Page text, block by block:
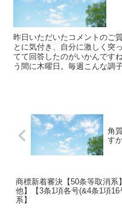
昨日いただいたコメントのご
とに気付き、自分に激しく突
てて回答したのがいかんです
う間に木曜日。毎週こんな調
角
す
商標新着審決【50条等取消系
他】【3条1項各号(&4条1項16
系】